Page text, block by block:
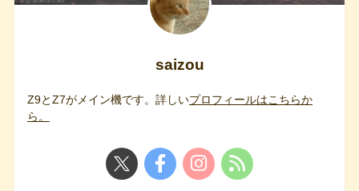
saizou
Z9とZ7がメイン機です。詳しいプロフィールはこちらか
ら。